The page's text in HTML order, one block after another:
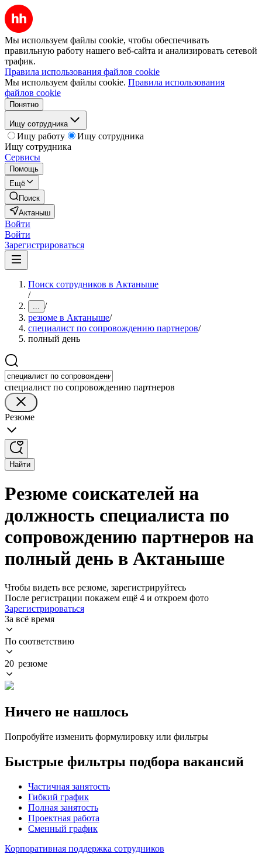
Мы используем файлы cookie, чтобы обеспечивать
правильную работу нашего веб-сайта и анализировать сетевой
трафик.
Правила использования файлов cookie
Мы используем файлы cookie. Правила использования
файлов cookie
Понятно
Ищу сотрудника
Ищу работу
Ищу сотрудника
Ищу сотрудника
Сервисы
Помощь
Ещё
Поиск
Актаныш
Войти
Войти
Зарегистрироваться
Поиск сотрудников в Актаныше
/
... /
резюме в Актаныше/
специалист по сопровождению партнеров/
полный день
специалист по сопровождению партнеров
Резюме
Найти
Резюме соискателей на
должность специалиста по
сопровождению партнеров на
полный день в Актаныше
Чтобы видеть все резюме, зарегистрируйтесь
После регистрации покажем ещё 4 и откроем фото
Зарегистрироваться
За всё время
По соответствию
20 резюме
Ничего не нашлось
Попробуйте изменить формулировку или фильтры
Быстрые фильтры подбора вакансий
Частичная занятость
Гибкий график
Полная занятость
Проектная работа
Сменный график
Корпоративная поддержка сотрудников